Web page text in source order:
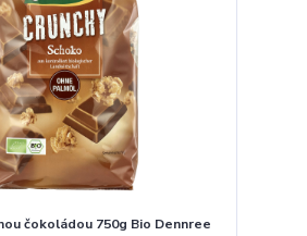
čokoládou 750g Bio Dennree